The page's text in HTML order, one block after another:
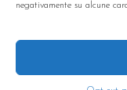
negativamente su alcune